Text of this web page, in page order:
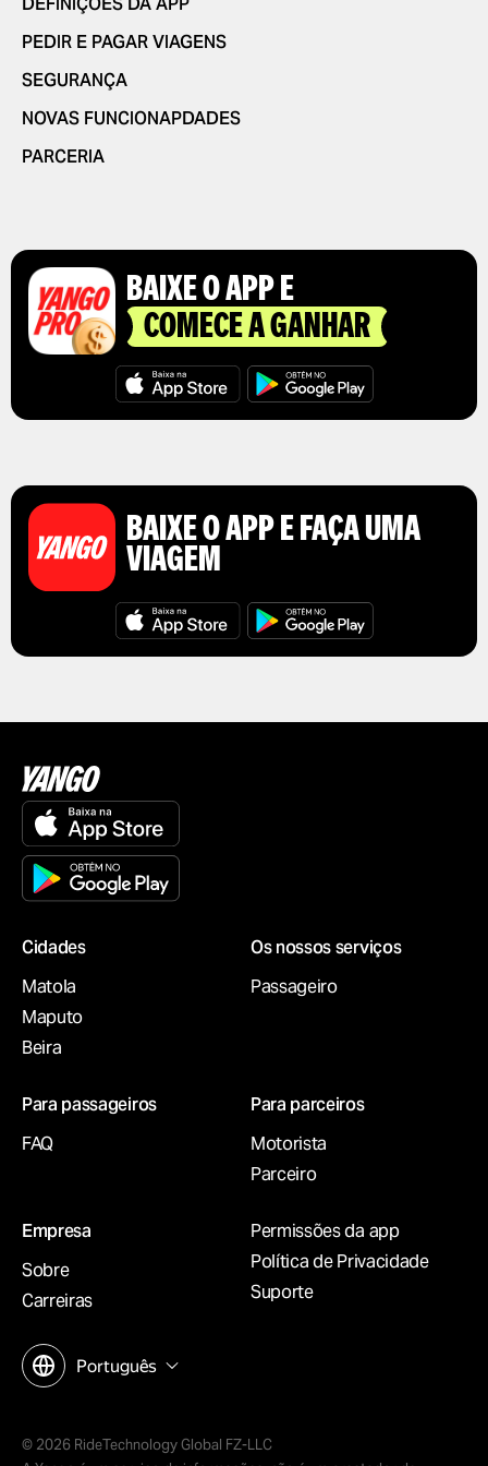
PEDIR E PAGAR VIAGENS
SEGURANÇA
NOVAS FUNCIONAPDADES
PARCERIA
BAIXE O APP E
COMECE A GANHAR
BAIXE O APP E FAÇA UMA
VIAGEM
Сidades
Matola
Maputo
Beira
Os nossos serviços
Passageiro
Para passageiros
FAQ
Para parceiros
Motorista
Parceiro
Empresa
Sobre
Carreiras
Permissões da app
Política de Privacidade
Suporte
Português
© 2026 RideTechnology Global FZ-LLC